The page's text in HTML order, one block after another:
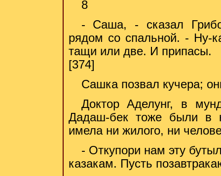
8
- Саша, - сказал
рядом со спальной. - Ну-
тащи или две. И припасы.
[374]
Сашка позвал кучера;
Доктор Аделунг, в
Дадаш-бек тоже были в
имела ни жилого, ни
- Откупори нам эту
казакам. Пусть